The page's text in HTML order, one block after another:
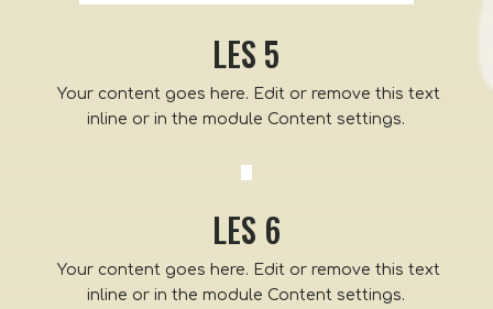
LES 5
Your content goes here. Edit or remove this text
inline or in the module Content settings.
LES 6
Your content goes here. Edit or remove this text
inline or in the module Content settings.